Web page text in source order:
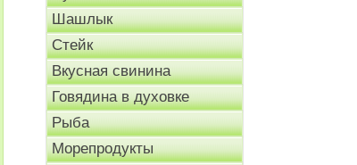
Шашлык
Стейк
Вкусная свинина
Говядина в духовке
Рыба
Морепродукты